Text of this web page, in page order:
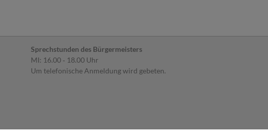
Sprechstunden des Bürgermeisters
MI: 16.00 ‐ 18.00 Uhr
Um telefonische Anmeldung wird gebeten.